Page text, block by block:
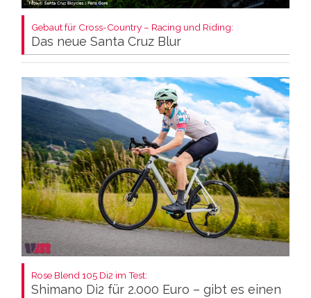
Gebaut für Cross-Country – Racing und Riding:
Das neue Santa Cruz Blur
Rose Blend 105 Di2 im Test:
Shimano Di2 für 2.000 Euro – gibt es einen